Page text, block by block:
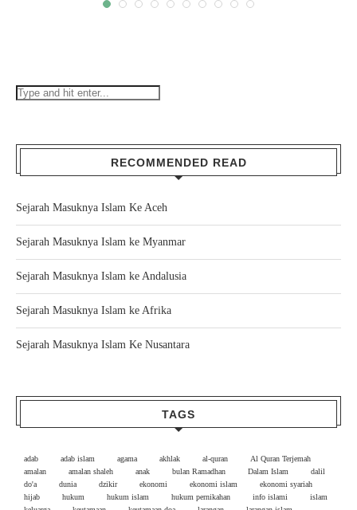
RECOMMENDED READ
Sejarah Masuknya Islam Ke Aceh
Sejarah Masuknya Islam ke Myanmar
Sejarah Masuknya Islam ke Andalusia
Sejarah Masuknya Islam ke Afrika
Sejarah Masuknya Islam Ke Nusantara
TAGS
adab adab islam agama akhlak al-quran
Al Quran Terjemah
amalan
amalan shaleh anak bulan Ramadhan Dalam Islam
dalil
do'a
dunia dzikir ekonomi ekonomi islam
ekonomi syariah
hijab
hukum hukum islam hukum pernikahan info islami
islam